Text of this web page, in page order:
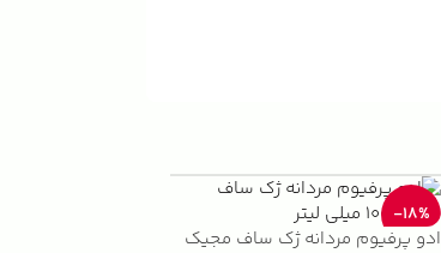
-18%
ادو پرفیوم مردانه ژک ساف مجیک